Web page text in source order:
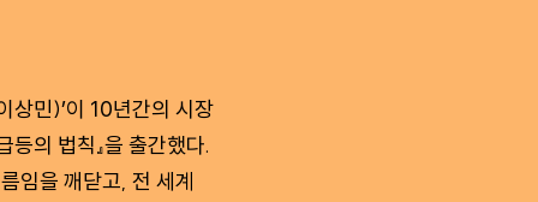
상민)’이 10년간의 시장
의 법칙』을 출간했다.
임을 깨닫고, 전 세계